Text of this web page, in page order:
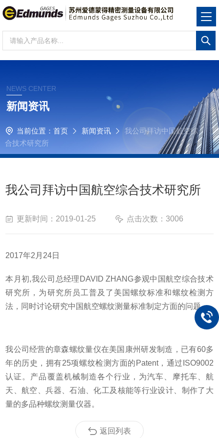
NEWS CENTER
新闻资讯
当前位置： 首页 新闻资讯
我公司拜访中国航空综
合技术研究所
我公司拜访中国航空综合技术研究所
更新时间：2019-01-25 点击次数：3006
2017年2月24日
本月初,我公司总经理 DAVID ZHANG参观中国航空综合技术
研究所，为研究所员工普及了美国螺纹标准和螺纹检测方
法，同时讨论研究中国航空螺纹测量标准制定方面的问题。
我公司经营的章森螺纹量仪在美国康州研发制造，已有60多
年的历史，拥有25项螺纹检测方面的Patent，通过 ISO9002
认证。产品覆盖机械制造各个行业，为汽车、摩托车、航
天、航空、兵器、石油、化工及核能等行业设计、制作了大
量的多品种螺纹测量仪器。
返回列表